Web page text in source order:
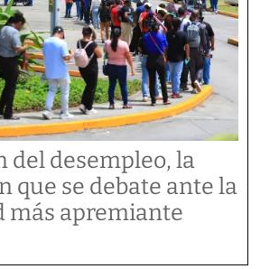
del desempleo, la
que se debate ante la
más apremiante